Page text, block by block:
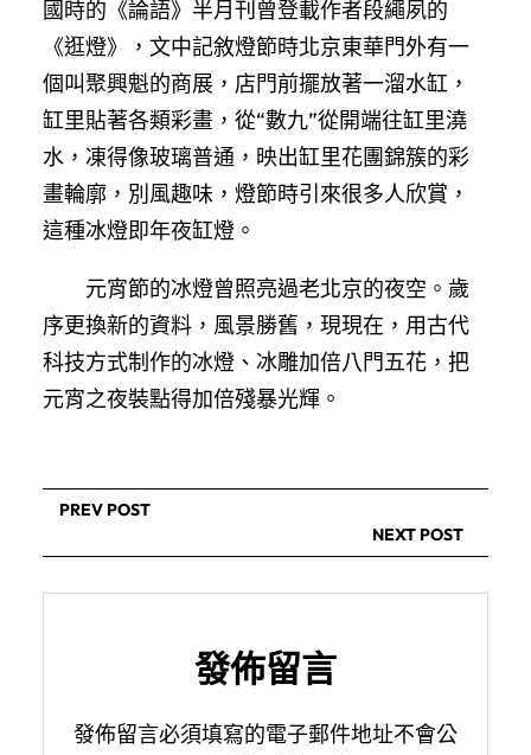
國時的《論語》半月刊曾登載作者段繩夙的
《逛燈》，文中記敘燈節時北京東華門外有一
個叫聚興魁的商展，店門前擺放著一溜水缸，
缸里貼著各類彩畫，從“數九”從開端往缸里澆
水，凍得像玻璃普通，映出缸里花團錦簇的彩
畫輪廓，別風趣味，燈節時引來很多人欣賞，
這種冰燈即年夜缸燈。
元宵節的冰燈曾照亮過老北京的夜空。歲
序更換新的資料，風景勝舊，現現在，用古代
科技方式制作的冰燈、冰雕加倍八門五花，把
元宵之夜裝點得加倍殘暴光輝。
PREV POST
NEXT POST
發佈留言
發佈留言必須填寫的電子郵件地址不會公